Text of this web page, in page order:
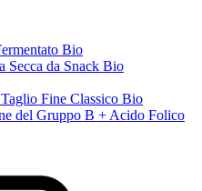
Bio
Secca da Snack Bio
Fine Classico Bio
del Gruppo B + Acido Folico